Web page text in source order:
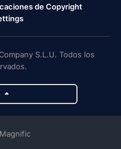
de Copyright
S.L.U. Todos los